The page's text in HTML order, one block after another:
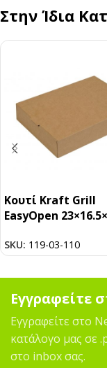
Στην Ίδια
Κουτί Kraft Grill
EasyOpen
SKU: 119-03-110
Εγγραφείτε
Εγγραφείτε στο
κατάλογο μας σε
στο inbox σας.